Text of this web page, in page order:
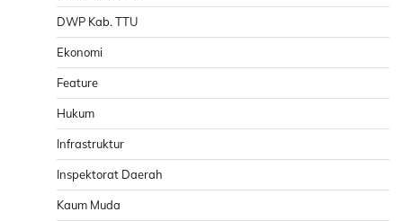
DWP Kab. TTU
Ekonomi
Feature
Hukum
Infrastruktur
Inspektorat Daerah
Kaum Muda